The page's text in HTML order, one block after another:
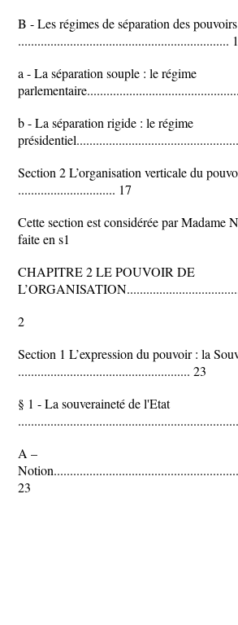
B - Les régimes de séparation des pouvoirs
.................................................................
a - La séparation souple : le régime
b - La séparation rigide : le régime
Section 2 L’organisation verticale du
.............................. 17
Cette section est considérée par Madame
faite en s1
CHAPITRE 2 LE POUVOIR DE
2
Section 1 L’expression du pouvoir : la
..................................................... 23
§ 1 - La souveraineté de l'Etat
A –
23